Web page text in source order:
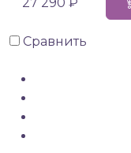
Сравнить